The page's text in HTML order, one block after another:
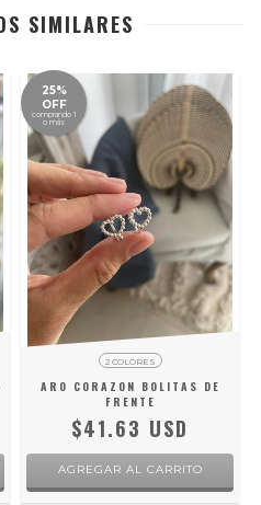
SIMILARES
25%
OFF
comprando 1
o más
2 COLORES
ARO CORAZON BOLITAS DE
FRENTE
$41.63 USD
AGREGAR AL CARRITO